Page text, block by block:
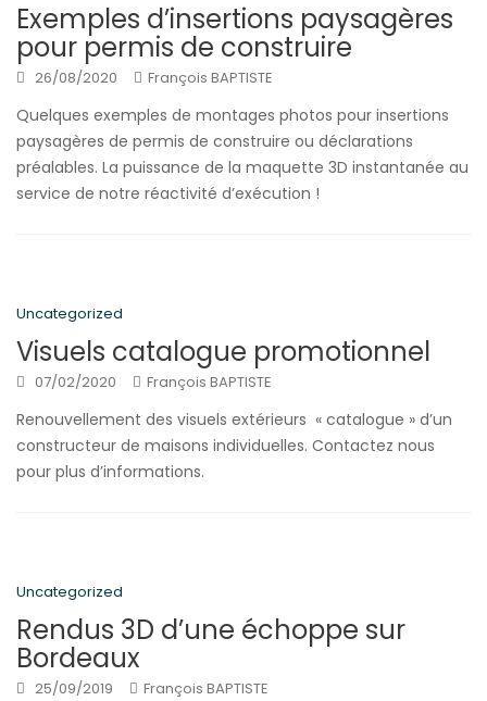
Exemples d’insertions paysagères
pour permis de construire
26/08/2020 François BAPTISTE
Quelques exemples de montages photos pour insertions
paysagères de permis de construire ou déclarations
préalables. La puissance de la maquette 3D instantanée au
service de notre réactivité d’exécution !
Uncategorized
Visuels catalogue promotionnel
07/02/2020 François BAPTISTE
Renouvellement des visuels extérieurs « catalogue » d’un
constructeur de maisons individuelles. Contactez nous
pour plus d’informations.
Uncategorized
Rendus 3D d’une échoppe sur
Bordeaux
25/09/2019 François BAPTISTE